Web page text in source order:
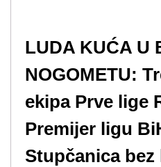
LUDA KUĆA U
NOGOMETU:
ekipa Prve lige
Premijer ligu
Stupčanica bez